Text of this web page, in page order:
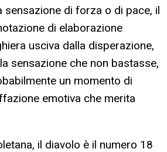
sensazione di forza o di pace, il
di elaborazione
usciva dalla disperazione,
sensazione che non bastasse,
un momento di
emotiva che merita
il diavolo è il numero 18